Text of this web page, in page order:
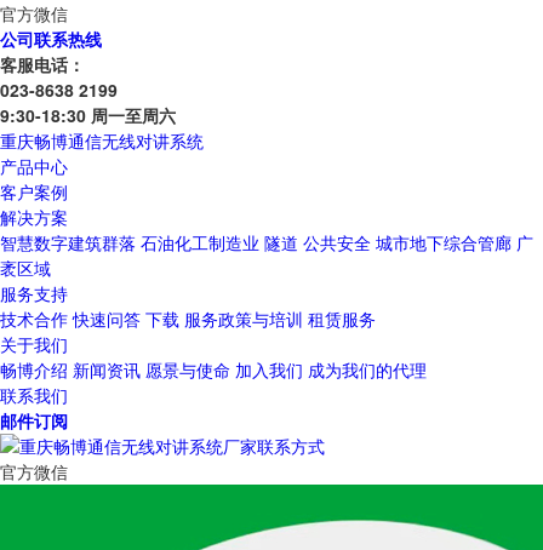
官方微信
公司联系热线
客服电话：
023-8638 2199
9:30-18:30 周一至周六
重庆畅博通信无线对讲系统
产品中心
客户案例
解决方案
智慧数字建筑群落 石油化工制造业 隧道 公共安全 城市地下综合管廊 广
袤区域
服务支持
技术合作 快速问答 下载 服务政策与培训 租赁服务
关于我们
畅博介绍 新闻资讯 愿景与使命 加入我们 成为我们的代理
联系我们
邮件订阅
官方微信